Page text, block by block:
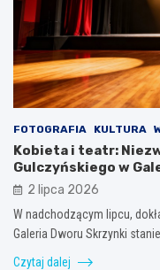
FOTOGRAFIA KULTURA
Kobieta i teatr:
Gulczyńskiego w
2 lipca 2026
W nadchodzącym lipcu,
Galeria Dworu Skrzynki
Czytaj dalej